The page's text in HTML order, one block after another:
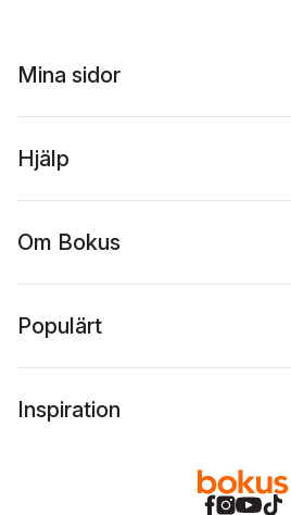
Mina sidor
Hjälp
Om Bokus
Populärt
Inspiration